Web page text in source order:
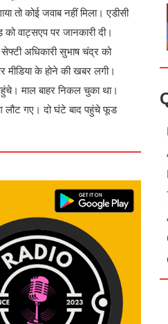
तो कोई जवाब नहीं मिला। एडीसी
वाट्सएप पर जानकारी दी।
अधिकारी सुभाष चंद्र को
मीडिया के होने की खबर लगी।
माल बाहर निकल चुका था।
लौट गए। दो घंटे बाद पहुंचे फूड